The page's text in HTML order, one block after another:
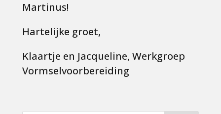
Martinus!
Hartelijke groet,
Klaartje en Jacqueline, Werkgroep
Vormselvoorbereiding